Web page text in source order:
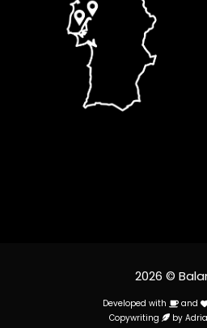
2026 ©
Developed with and
Copywriting
by